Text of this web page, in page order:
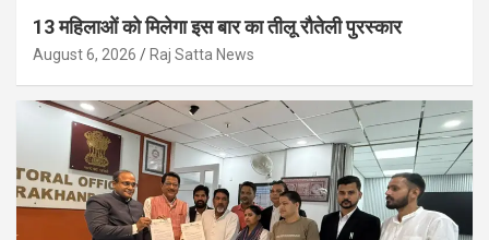
13 महिलाओं को मिलेगा इस बार का तीलू रौतेली पुरस्कार
August 6, 2026 Raj Satta News